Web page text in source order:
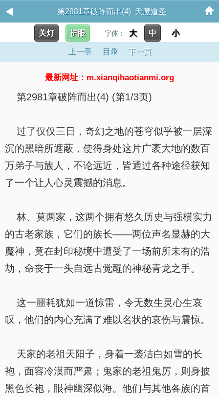
第2981章破阵而出(4) 天魔道圣
关灯 护眼 字体： 大 中 小
上一章 目录 下一页
最新网址：m.xianqihaotianmi.org
第2981章破阵而出(4) (第1/3页)
过了仅仅三日，奇幻之地的苍穹似乎被一层深
沉的黑暗所遮蔽，使得身处这片广袤大地的数百
万弟子与族人，不论远近，皆通过各种途径获知
了一个让人心灵震撼的消息。
林、莫两家，这两个拥有悠久历史与强横实力
的古老家族，它们的族长——两位声名显赫的大
魔神，竟在封印秘境中遭受了一场前所未有的浩
劫，命丧于一头自远古觉醒的神秘青龙之手。
这一噩耗犹如一道惊雷，令无数生灵心生哀
叹，他们的内心充满了难以名状的哀伤与震惊。
天家的老祖天阳子，身着一袭洁白如雪的长
袍，面容冷漠而严肃；鬼家的老祖鬼厉，则身披
黑色长袍，眼神幽深似海。他们与其他各族的首